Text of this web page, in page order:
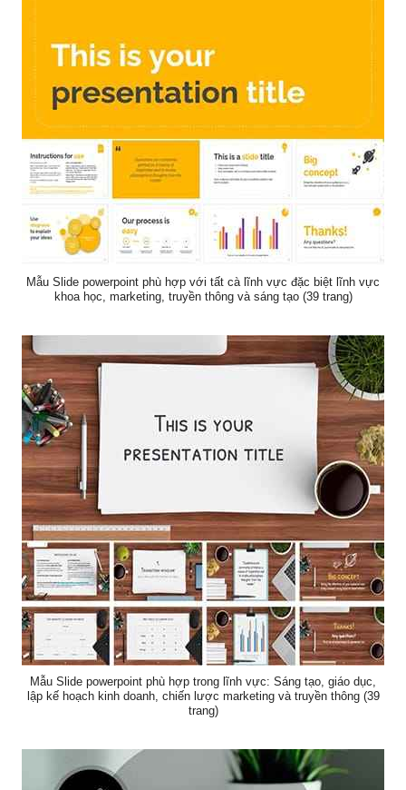
Mẫu Slide powerpoint phù hợp với tất cà lĩnh vực đặc biệt lĩnh vực
khoa học, marketing, truyền thông và sáng tạo (39 trang)
Mẫu Slide powerpoint phù hợp trong lĩnh vực: Sáng tạo, giáo dục,
lập kế hoạch kinh doanh, chiến lược marketing và truyền thông (39
trang)